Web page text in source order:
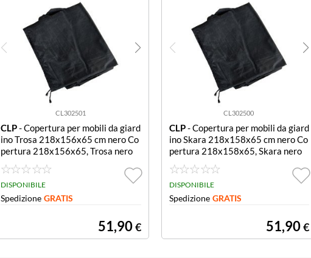
CL302501
CLP- Copertura per mobili da giard
ino Trosa 218x156x65 cm nero Co
pertura 218x156x65, Trosa nero
DISPONIBILE
Spedizione GRATIS
51,90€
CL302500
CLP- Copertura per mobili da giard
ino Skara 218x158x65 cm nero Co
pertura 218x158x65, Skara nero
DISPONIBILE
Spedizione GRATIS
51,90€